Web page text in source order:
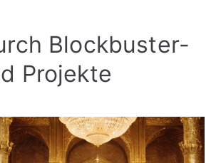
Blockbuster-
Projekte